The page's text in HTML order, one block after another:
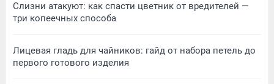
Слизни атакуют: как спасти цветник от вредителей —
три копеечных способа
Лицевая гладь для чайников: гайд от набора петель до
первого готового изделия